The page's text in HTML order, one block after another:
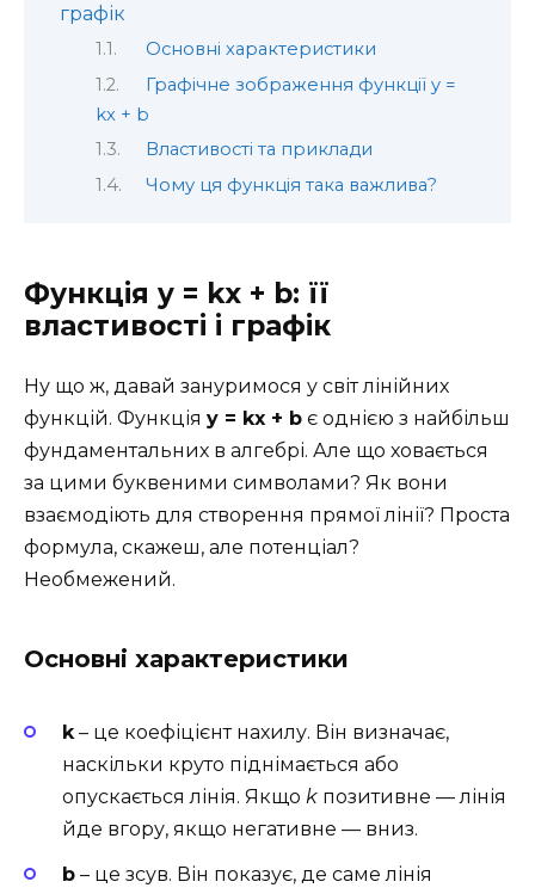
графік
Основні характеристики
Графічне зображення функції y =
kx + b
Властивості та приклади
Чому ця функція така важлива?
Функція y = kx + b: її
властивості і графік
Ну що ж, давай зануримося у світ лінійних
функцій. Функція y = kx + b є однією з найбільш
фундаментальних в алгебрі. Але що ховається
за цими буквеними символами? Як вони
взаємодіють для створення прямої лінії? Проста
формула, скажеш, але потенціал?
Необмежений.
Основні характеристики
k– це коефіцієнт нахилу. Він визначає,
наскільки круто піднімається або
опускається лінія. Якщо k позитивне — лінія
йде вгору, якщо негативне — вниз.
b – це зсув. Він показує, де саме лінія